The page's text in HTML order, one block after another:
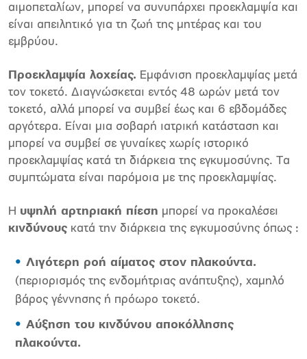
αιμοπεταλίων, μπορεί να συνυπάρχει προεκλαμψία και
είναι απειλητικό για τη ζωή της μητέρας και του
εμβρύου.
Προεκλαμψία λοχείας. Εμφάνιση προεκλαμψίας μετά
τον τοκετό. Διαγνώσκεται εντός 48 ωρών μετά τον
τοκετό, αλλά μπορεί να συμβεί έως και 6 εβδομάδες
αργότερα. Είναι μια σοβαρή ιατρική κατάσταση και
μπορεί να συμβεί σε γυναίκες χωρίς ιστορικό
προεκλαμψίας κατά τη διάρκεια της εγκυμοσύνης. Τα
συμπτώματα είναι παρόμοια με της προεκλαμψίας.
Η υψηλή αρτηριακή πίεση μπορεί να προκαλέσει
κινδύνους κατά την διάρκεια της εγκυμοσύνης όπως :
Λιγότερη ροή αίματος στον πλακούντα.
(περιορισμός της ενδομήτριας ανάπτυξης), χαμηλό
βάρος γέννησης ή πρόωρο τοκετό.
Αύξηση του κινδύνου αποκόλλησης
πλακούντα.